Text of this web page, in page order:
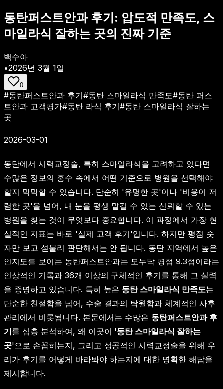
동탄퍼스트안과 후기: 압도적 만족도, 스
마일라식 잘하는 곳의 진짜 기준
백수아
•2026년 3월 1일
0
#동탄퍼스트안과 후기#동탄 스마일라식 만족도#동탄 퍼스
트안과 고객평가#동탄 라식 후기#동탄 스마일라식 잘하는
곳
2026-03-01
동탄에서 시력교정술, 특히 스마일라식을 고려하고 있다면
수많은 정보의 홍수 속에서 어떤 기준으로 병원을 선택해야
할지 막막할 수 있습니다. 단순히 '유명한 곳'이나 '비용이 저
렴한 곳'을 넘어, 내 눈을 평생 맡길 수 있는 신뢰할 수 있는
병원을 찾는 것이 무엇보다 중요합니다. 이 과정에서 가장 현
실적인 지표는 바로 '실제 고객 후기'입니다. 하지만 평점 숫
자만 보고 섣불리 판단해서는 안 됩니다. 동탄 지역에서 높은
인지도를 보이는 동탄퍼스트안과는 모두닥 평점 9.3점이라는
인상적인 기록과 36개 이상의 구체적인 후기를 통해 그 실력
을 증명하고 있습니다. 특히 높은 동탄 스마일라식 만족도는
단순한 친절함을 넘어, 수술 결과의 탁월함과 체계적인 사후
관리에서 비롯됩니다. 본문에서는 수많은 동탄퍼스트안과 후
기를 심층 분석하여, 왜 이곳이 '동탄 스마일라식 잘하는
곳'으로 손꼽히는지, 그리고 성공적인 시력교정술을 위해 우
리가 후기를 어떻게 바라봐야 하는지에 대한 명확한 해답을
제시합니다.